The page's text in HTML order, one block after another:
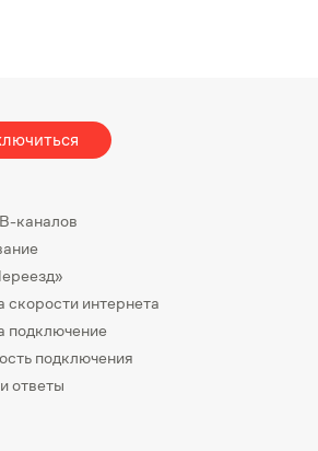
каналов
скорости интернета
подключение
подключения
ответы